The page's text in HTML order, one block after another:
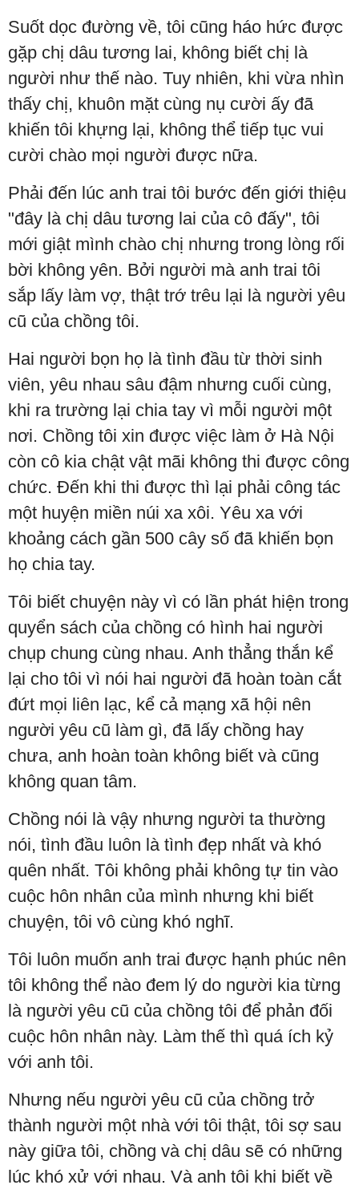
Suốt dọc đường về, tôi cũng háo hức được
gặp chị dâu tương lai, không biết chị là
người như thế nào. Tuy nhiên, khi vừa nhìn
thấy chị, khuôn mặt cùng nụ cười ấy đã
khiến tôi khựng lại, không thể tiếp tục vui
cười chào mọi người được nữa.
Phải đến lúc anh trai tôi bước đến giới thiệu
"đây là chị dâu tương lai của cô đấy", tôi
mới giật mình chào chị nhưng trong lòng rối
bời không yên. Bởi người mà anh trai tôi
sắp lấy làm vợ, thật trớ trêu lại là người yêu
cũ của chồng tôi.
Hai người bọn họ là tình đầu từ thời sinh
viên, yêu nhau sâu đậm nhưng cuối cùng,
khi ra trường lại chia tay vì mỗi người một
nơi. Chồng tôi xin được việc làm ở Hà Nội
còn cô kia chật vật mãi không thi được công
chức. Đến khi thi được thì lại phải công tác
một huyện miền núi xa xôi. Yêu xa với
khoảng cách gần 500 cây số đã khiến bọn
họ chia tay.
Tôi biết chuyện này vì có lần phát hiện trong
quyển sách của chồng có hình hai người
chụp chung cùng nhau. Anh thẳng thắn kể
lại cho tôi vì nói hai người đã hoàn toàn cắt
đứt mọi liên lạc, kể cả mạng xã hội nên
người yêu cũ làm gì, đã lấy chồng hay
chưa, anh hoàn toàn không biết và cũng
không quan tâm.
Chồng nói là vậy nhưng người ta thường
nói, tình đầu luôn là tình đẹp nhất và khó
quên nhất. Tôi không phải không tự tin vào
cuộc hôn nhân của mình nhưng khi biết
chuyện, tôi vô cùng khó nghĩ.
Tôi luôn muốn anh trai được hạnh phúc nên
tôi không thể nào đem lý do người kia từng
là người yêu cũ của chồng tôi để phản đối
cuộc hôn nhân này. Làm thế thì quá ích kỷ
với anh tôi.
Nhưng nếu người yêu cũ của chồng trở
thành người một nhà với tôi thật, tôi sợ sau
này giữa tôi, chồng và chị dâu sẽ có những
lúc khó xử với nhau. Và anh tôi khi biết về